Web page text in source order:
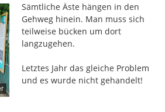
Sämtliche Äste hängen in den
Gehweg hinein. Man muss sich
teilweise bücken um dort
langzugehen.
Letztes Jahr das gleiche Problem
und es wurde nicht gehandelt!